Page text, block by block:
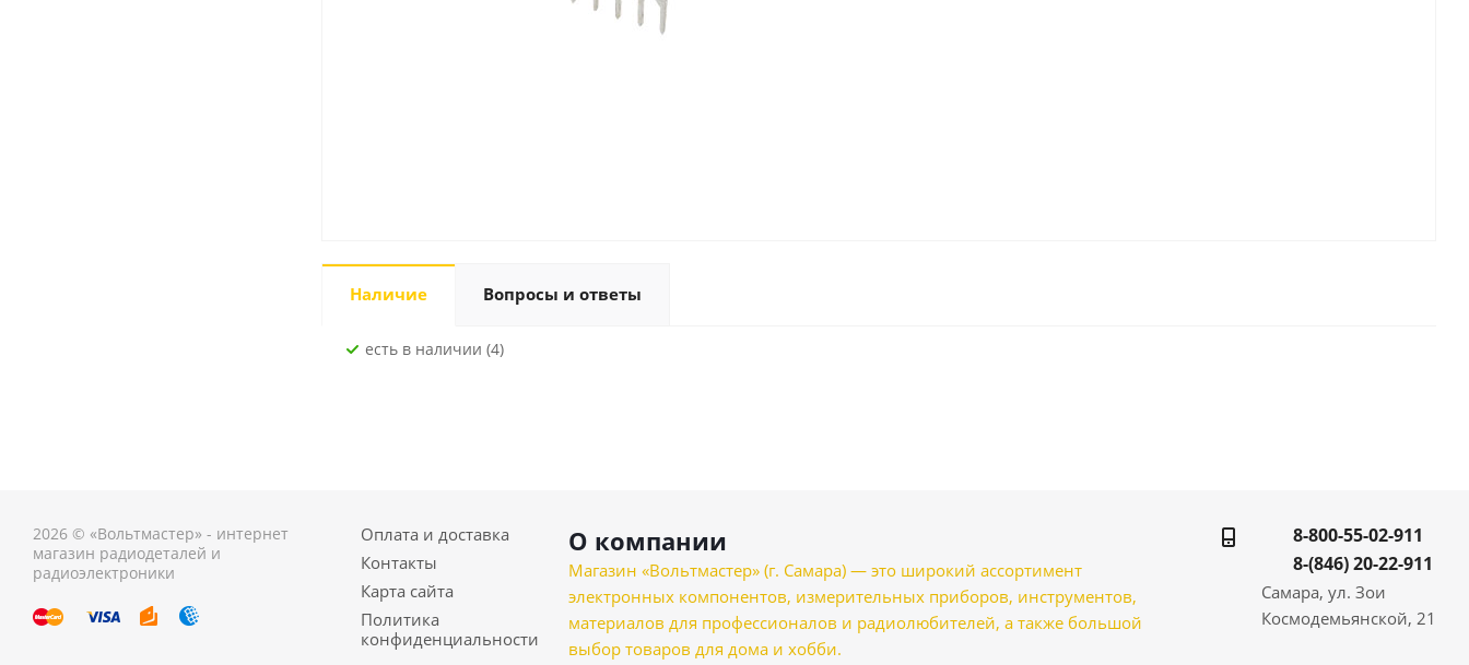
Наличие Вопросы и ответы
Есть в наличии (4)
2026 © «Вольтмастер» - интернет
магазин радиодеталей и
радиоэлектроники
Оплата и доставка
Контакты
Карта сайта
Политика
конфиденциальности
О компании
Магазин «Вольтмастер» (г. Самара) — это широкий ассортимент
электронных компонентов, измерительных приборов, инструментов,
материалов для профессионалов и радиолюбителей, а также большой
выбор товаров для дома и хобби.
8-800-55-02-911
8-(846) 20-22-911
Самара, ул. Зои
Космодемьянской, 21